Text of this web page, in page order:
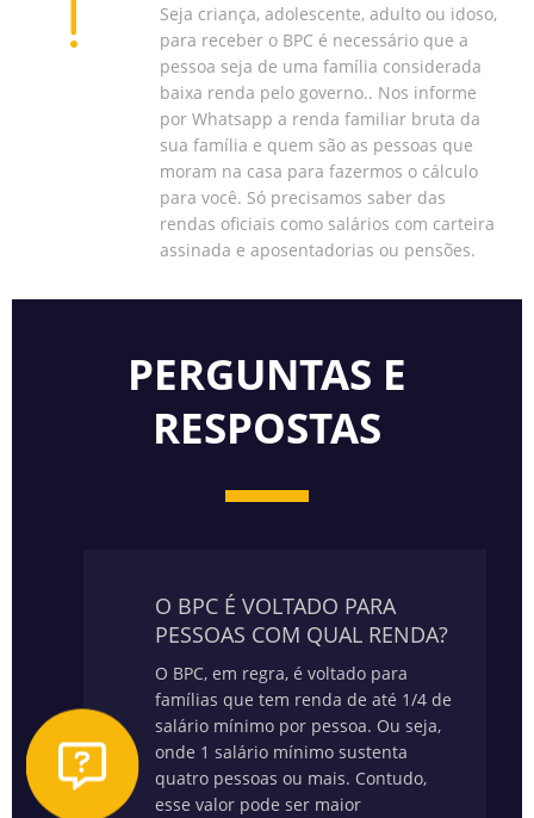
Seja criança, adolescente, adulto ou idoso,
para receber o BPC é necessário que a
pessoa seja de uma família considerada
baixa renda pelo governo.. Nos informe
por Whatsapp a renda familiar bruta da
sua família e quem são as pessoas que
moram na casa para fazermos o cálculo
para você. Só precisamos saber das
rendas oficiais como salários com carteira
assinada e aposentadorias ou pensões.
PERGUNTAS E
RESPOSTAS
O BPC É VOLTADO PARA
PESSOAS COM QUAL RENDA?
O BPC, em regra, é voltado para
famílias que tem renda de até 1/4 de
salário mínimo por pessoa. Ou seja,
onde 1 salário mínimo sustenta
quatro pessoas ou mais. Contudo,
esse valor pode ser maior